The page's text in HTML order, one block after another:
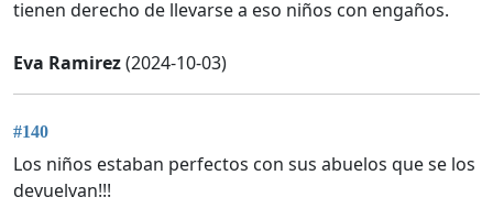
tienen derecho de llevarse a eso niños con engaños.
Eva Ramirez(2024-10-03)
#140
Los niños estaban perfectos con sus abuelos que se los
devuelvan!!!